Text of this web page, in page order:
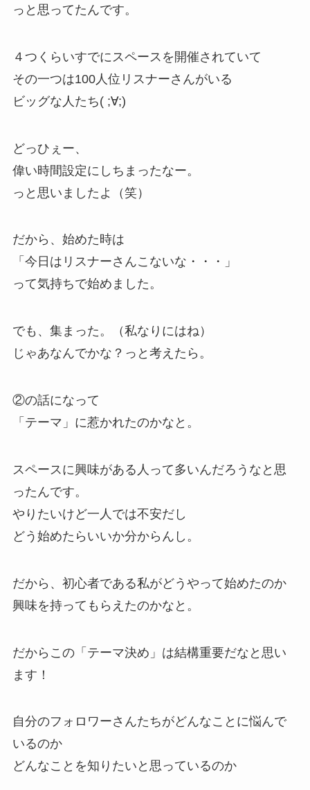
っと思ってたんです。
４つくらいすでにスペースを開催されていて
その一つは100人位リスナーさんがいる
ビッグな人たち( ;∀;)
どっひぇー、
偉い時間設定にしちまったなー。
っと思いましたよ（笑）
だから、始めた時は
「今日はリスナーさんこないな・・・」
って気持ちで始めました。
でも、集まった。（私なりにはね）
じゃあなんでかな？っと考えたら。
②の話になって
「テーマ」に惹かれたのかなと。
スペースに興味がある人って多いんだろうなと思
ったんです。
やりたいけど一人では不安だし
どう始めたらいいか分からんし。
だから、初心者である私がどうやって始めたのか
興味を持ってもらえたのかなと。
だからこの「テーマ決め」は結構重要だなと思い
ます！
自分のフォロワーさんたちがどんなことに悩んで
いるのか
どんなことを知りたいと思っているのか